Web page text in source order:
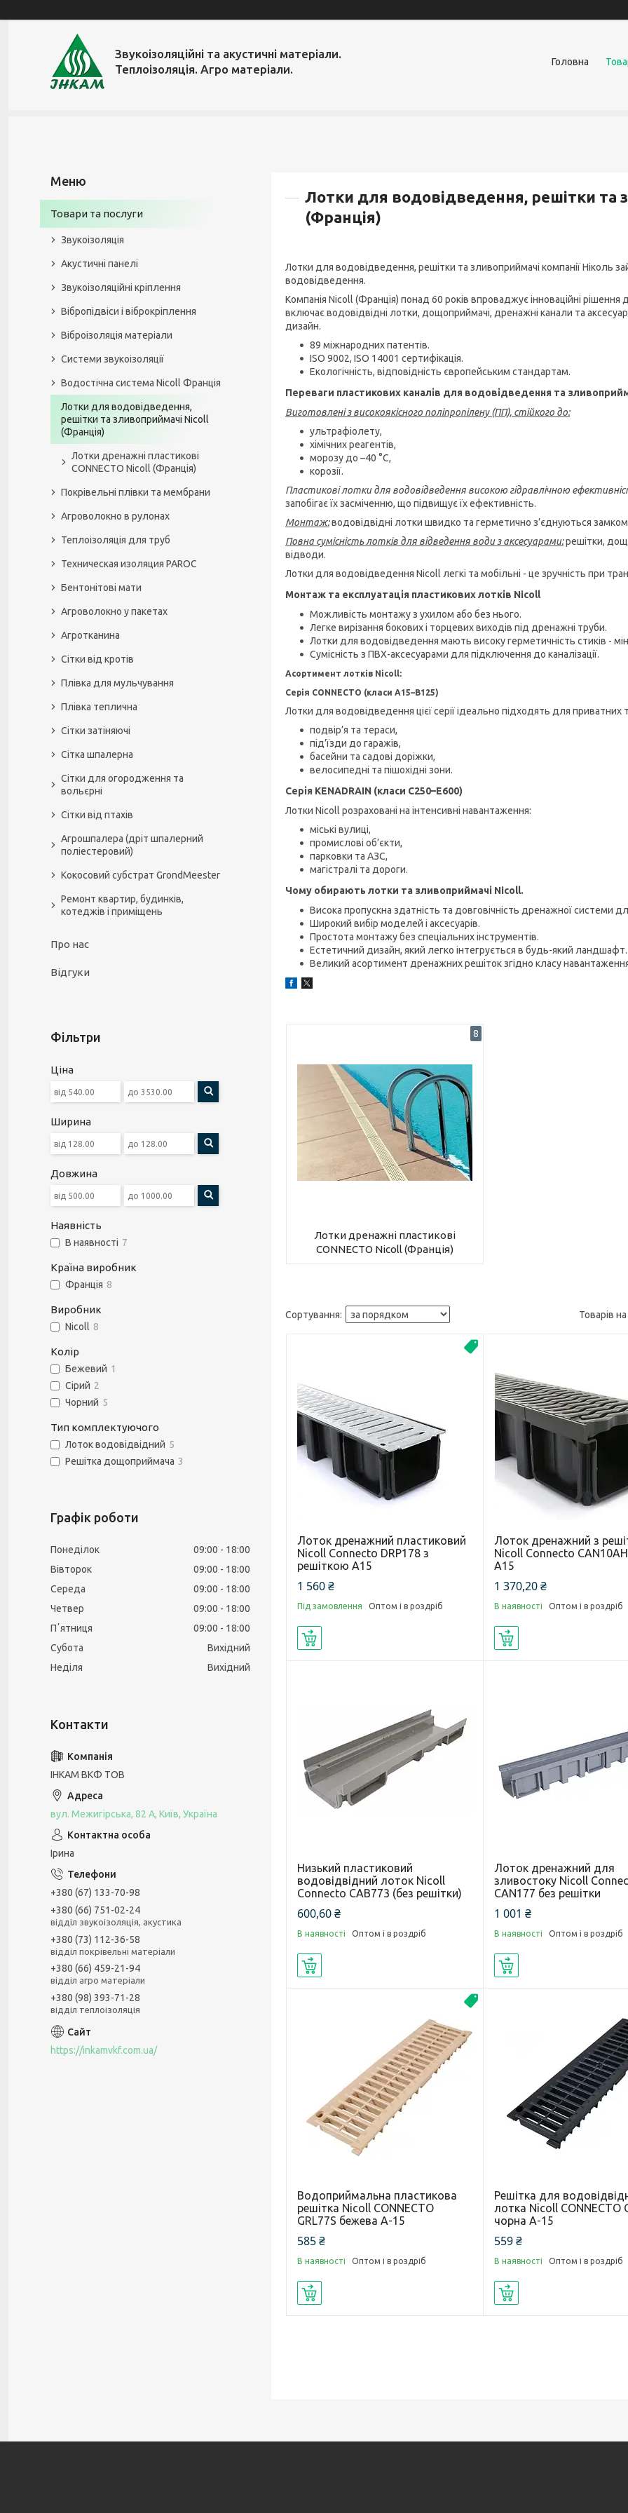
Звукоізоляційні та акустичні матеріали.
Теплоізоляція. Агро матеріали.
Головна
Лотки для водовідведення, решітки та
(Франція)
Лотки для водовідведення, решітки та зливоприймачі компанії Ніколь
водовідведення.
Компанія Nicoll (Франція) понад 60 років впроваджує інноваційні
включає водовідвідні лотки, дощоприймачі, дренажні канали та
дизайн.
89 міжнародних патентів.
ISO 9002, ISO 14001 сертифікація.
Екологічність, відповідність європейським стандартам.
Переваги пластикових каналів для водовідведення та
Виготовлені з високоякісного поліпропілену (ПП), стійкого до:
ультрафіолету,
хімічних реагентів,
морозу до –40 °C,
корозії.
Пластикові лотки для водовідведення високою гідравлічною
запобігає їх засміченню, що підвищує їх ефективність.
Монтаж:водовідвідні лотки швидко та герметично з’єднуються
Повна сумісність лотків для відведення води з аксесуарами:решітки,
відводи.
Лотки для водовідведення Nicoll легкі та мобільні - це зручність при
Монтаж та експлуатація пластиковихлотків Nicoll
Можливість монтажу з ухилом або без нього.
Легке вирізання бокових і торцевих виходів під дренажні труби.
Лотки для водовідведення мають високу герметичність стиків -
Сумісність з ПВХ-аксесуарами для підключення до каналізації.
Асортимент лотків Nicoll:
Серія CONNECTO (класи A15–B125)
Лотки для водовідведення цієї серії ідеально підходять для приватних
подвір’я та тераси,
під’їзди до гаражів,
басейни та садові доріжки,
велосипедні та пішохідні зони.
Серія KENADRAIN (класи C250–E600)
Лотки Nicoll розраховані на інтенсивні навантаження:
міські вулиці,
промислові об’єкти,
парковки та АЗС,
магістралі та дороги.
Чому обирають лотки та зливоприймачі Nicoll.
Висока пропускна здатність та довговічність дренажної системи
Широкий вибір моделей і аксесуарів.
Простота монтажу без спеціальних інструментів.
Естетичний дизайн, який легко інтегрується в будь-який ландшафт.
Великий асортимент дренажних решіток згідно класу
8
Лотки дренажні пластикові
CONNECTO Nicoll (Франція)
Лоток дренажний пластиковий
Nicoll Connecto DRP178 з
решіткою A15
1 560 ₴
Під замовлення Оптом і в роздріб
Лоток дренажний з
Nicoll Connecto
A15
1 370,20 ₴
В наявності Оптом і в роздріб
Низький пластиковий
водовідвідний лоток Nicoll
Connecto CAB773 (без решітки)
600,60 ₴
В наявності Оптом і в роздріб
Лоток дренажний для
зливостоку Nicoll
CAN177 без решітки
1 001 ₴
В наявності Оптом і в роздріб
Водоприймальна пластикова
решітка Nicoll CONNECTO
GRL77S бежева А-15
585 ₴
В наявності Оптом і в роздріб
Решітка для
лотка Nicoll CONNECTO
чорна А-15
559 ₴
В наявності Оптом і в роздріб
Товари та послуги
Звукоізоляція
Акустичні панелі
Звукоізоляційні кріплення
Вібропідвіси і віброкріплення
Віброізоляція матеріали
Системи звукоізоляції
Водостічна система Nicoll Франція
Лотки для водовідведення,
решітки та зливоприймачі Nicoll
(Франція)
Лотки дренажні пластикові
CONNECTO Nicoll (Франція)
Покрівельні плівки та мембрани
Агроволокно в рулонах
Теплоізоляція для труб
Техническая изоляция PAROC
Бентонітові мати
Агроволокно у пакетах
Агротканина
Сітки від кротів
Плівка для мульчування
Плівка теплична
Сітки затіняючі
Сітка шпалерна
Сітки для огородження та
вольєрні
Сітки від птахів
Агрошпалера (дріт шпалерний
поліестеровий)
Кокосовий субстрат GrondMeester
Ремонт квартир, будинків,
котеджів і приміщень
Про нас
Відгуки
Фільтри
Ціна
Ширина
Довжина
Наявність
В наявності 7
Країна виробник
Франція 8
Виробник
Nicoll 8
Колір
Бежевий 1
Сірий 2
Чорний 5
Тип комплектуючого
Лоток водовідвідний 5
Решітка дощоприймача 3
Графік роботи
Понеділок 09:00
18:00
Вівторок
09:00
18:00
Середа
09:00
18:00
Четвер
09:00
18:00
Пʼятниця
09:00
18:00
Субота
Вихідний
Неділя
Вихідний
ІНКАМ ВКФ ТОВ
вул. Межигірська, 82 А, Київ, Україна
Ірина
+380 (67) 133-70-98
+380 (66) 751-02-24
відділ звукоізоляція, акустика
+380 (73) 112-36-58
відділ покрівельні матеріали
+380 (66) 459-21-94
відділ агро матеріали
+380 (98) 393-71-28
відділ теплоізоляція
https://inkamvkf.com.ua/